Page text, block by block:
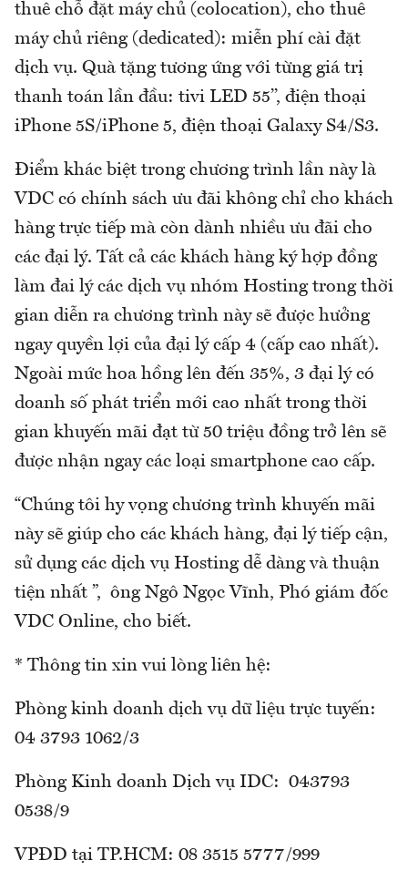
thuê chỗ đặt máy chủ (colocation), cho thuê
máy chủ riêng (dedicated): miễn phí cài đặt
dịch vụ. Quà tặng tương ứng với từng giá trị
thanh toán lần đầu: tivi LED 55’’, điện thoại
iPhone 5S/iPhone 5, điện thoại Galaxy S4/S3.
Điểm khác biệt trong chương trình lần này là
VDC có chính sách ưu đãi không chỉ cho khách
hàng trực tiếp mà còn dành nhiều ưu đãi cho
các đại lý. Tất cả các khách hàng ký hợp đồng
làm đai lý các dịch vụ nhóm Hosting trong thời
gian diễn ra chương trình này sẽ được hưởng
ngay quyền lợi của đại lý cấp 4 (cấp cao nhất).
Ngoài mức hoa hồng lên đến 35%, 3 đại lý có
doanh số phát triển mới cao nhất trong thời
gian khuyến mãi đạt từ 50 triệu đồng trở lên sẽ
được nhận ngay các loại smartphone cao cấp.
“Chúng tôi hy vọng chương trình khuyến mãi
này sẽ giúp cho các khách hàng, đại lý tiếp cận,
sử dụng các dịch vụ Hosting dễ dàng và thuận
tiện nhất ”, ông Ngô Ngọc Vĩnh, Phó giám đốc
VDC Online, cho biết.
* Thông tin xin vui lòng liên hệ:
Phòng kinh doanh dịch vụ dữ liệu trực tuyến:
04 3793 1062/3
Phòng Kinh doanh Dịch vụ IDC: 043793
0538/9
VPĐD tại TP.HCM: 08 3515 5777/999